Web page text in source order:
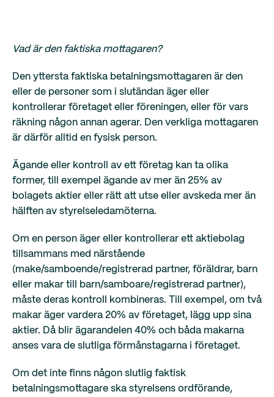
Vad är den faktiska mottagaren?
Den yttersta faktiska betalningsmottagaren är den
eller de personer som i slutändan äger eller
kontrollerar företaget eller föreningen, eller för vars
räkning någon annan agerar. Den verkliga mottagaren
är därför alltid en fysisk person.
Ägande eller kontroll av ett företag kan ta olika
former, till exempel ägande av mer än 25% av
bolagets aktier eller rätt att utse eller avskeda mer än
hälften av styrelseledamöterna.
Om en person äger eller kontrollerar ett aktiebolag
tillsammans med närstående
(make/samboende/registrerad partner, föräldrar, barn
eller makar till barn/samboare/registrerad partner),
måste deras kontroll kombineras. Till exempel, om två
makar äger vardera 20% av företaget, lägg upp sina
aktier. Då blir ägarandelen 40% och båda makarna
anses vara de slutliga förmånstagarna i företaget.
Om det inte finns någon slutlig faktisk
betalningsmottagare ska styrelsens ordförande,